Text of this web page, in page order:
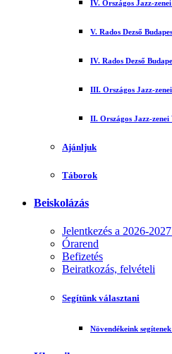
IV. Országos Jazz-
V. Rados Dezső
IV. Rados Dezső
III. Országos Jazz-
II. Országos Jazz-zenei
Ajánljuk
Táborok
Beiskolázás
Jelentkezés a 2026-
Órarend
Befizetés
Beiratkozás, felvételi
Segítünk választani
Növendékeink